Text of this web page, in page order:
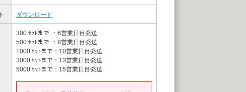
ダウンロード
300 ｾｯﾄまで
：6営業日目発送
500 ｾｯﾄまで
：8営業日目発送
1000 ｾｯﾄまで ：10営業日目発送
3000 ｾｯﾄまで ：13営業日目発送
5000 ｾｯﾄまで ：15営業日目発送